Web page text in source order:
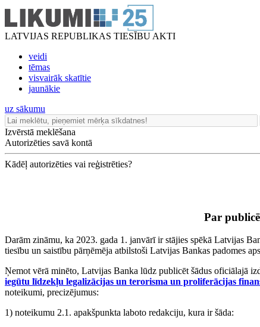
LATVIJAS REPUBLIKAS TIESĪBU AKTI
veidi
tēmas
visvairāk skatītie
jaunākie
uz sākumu
Izvērstā meklēšana
Autorizēties savā kontā
Kādēļ autorizēties vai reģistrēties?
Par
Darām zināmu, ka 2023. gada 1. janvārī ir stājies spēkā Latvijas
tiesību un saistību pārņēmēja atbilstoši Latvijas Bankas padomes
Ņemot vērā minēto, Latvijas Banka lūdz publicēt šādus oficiālajā
iegūtu līdzekļu legalizācijas un terorisma un proliferācijas
noteikumi, precizējumus:
1) noteikumu 2.1. apakšpunkta laboto redakciju, kura ir šāda: